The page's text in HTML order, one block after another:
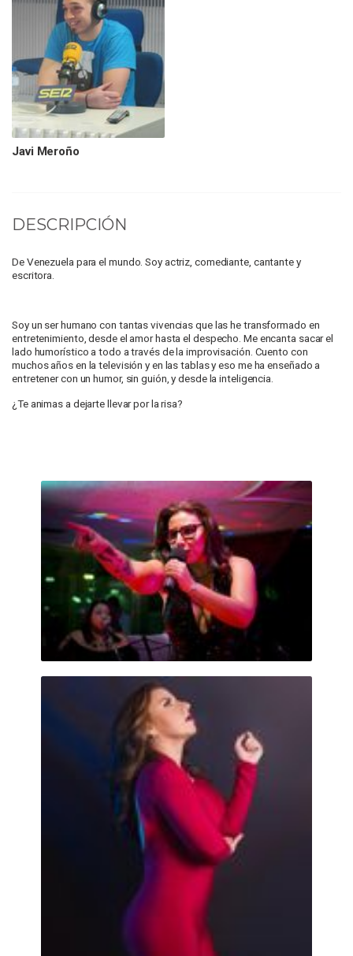
Javi Meroño
DESCRIPCIÓN
De Venezuela para el mundo. Soy actriz, comediante, cantante y
escritora.
Soy un ser humano con tantas vivencias que las he transformado en
entretenimiento, desde el amor hasta el despecho. Me encanta sacar el
lado humorístico a todo a través de la improvisación. Cuento con
muchos años en la televisión y en las tablas y eso me ha enseñado a
entretener con un humor, sin guión, y desde la inteligencia.
¿Te animas a dejarte llevar por la risa?